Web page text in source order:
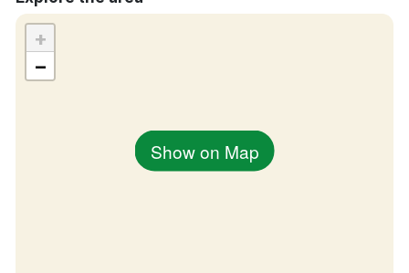
Show on Map
+
−